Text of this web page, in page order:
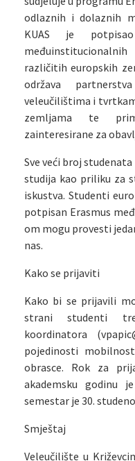
odlaznih i dolaznih
KUAS je
različitih europskih
održava
veleučilištima i
zemljama te
zainteresirane za
Sve veći broj
studija kao priliku za
iskustva. Studenti
potpisan Erasmus
om mogu provesti
nas.
Kako se prijaviti
Kako bi se prijavili
strani studenti
koordinatora
pojedinosti
obrasce. Rok za
akademsku godinu
semestar je 30.
Smještaj
Veleučilište u